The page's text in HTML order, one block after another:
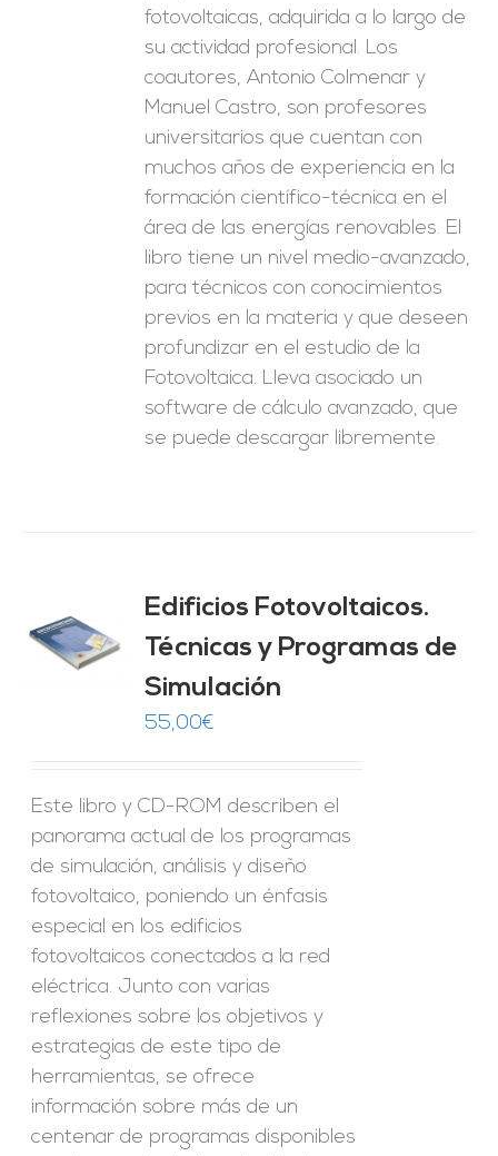
fotovoltaicas, adquirida a lo largo de
su actividad profesional. Los
coautores, Antonio Colmenar y
Manuel Castro, son profesores
universitarios que cuentan con
muchos años de experiencia en la
formación científico-técnica en el
área de las energías renovables. El
libro tiene un nivel medio-avanzado,
para técnicos con conocimientos
previos en la materia y que deseen
profundizar en el estudio de la
Fotovoltaica. Lleva asociado un
software de cálculo avanzado, que
se puede descargar libremente.
Edificios Fotovoltaicos.
Técnicas y Programas de
Simulación
55,00€
Este libro y CD-ROM describen el
panorama actual de los programas
de simulación, análisis y diseño
fotovoltaico, poniendo un énfasis
especial en los edificios
fotovoltaicos conectados a la red
eléctrica. Junto con varias
reflexiones sobre los objetivos y
estrategias de este tipo de
herramientas, se ofrece
información sobre más de un
centenar de programas disponibles